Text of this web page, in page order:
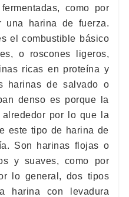
como por
una harina de fuerza.
el combustible básico
o roscones ligeros,
ricas en proteína y
harinas de salvado o
denso es porque la
por lo que la
este tipo de harina de
Son harinas flojas o
y suaves, como por
lo general, dos tipos
harina con levadura